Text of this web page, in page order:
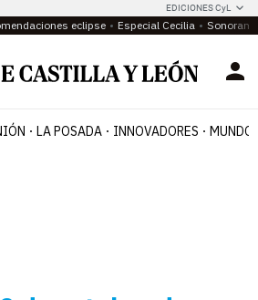
EDICIONES CyL
eclipse Especial Cecilia
LA POSADA INNOVADORES MUNDO